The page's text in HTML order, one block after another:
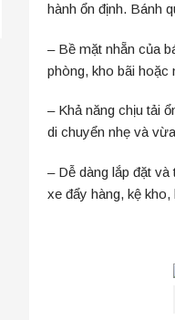
hành ổn định. Bánh
– Bề mặt nhẵn của
phòng, kho bãi hoặc
– Khả năng chịu tải
di chuyển nhẹ và
– Dễ dàng lắp đặt
xe đẩy hàng, kệ kho,